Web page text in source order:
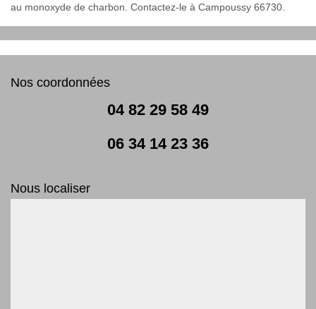
au monoxyde de charbon. Contactez-le à Campoussy 66730.
Nos coordonnées
04 82 29 58 49
06 34 14 23 36
Nous localiser